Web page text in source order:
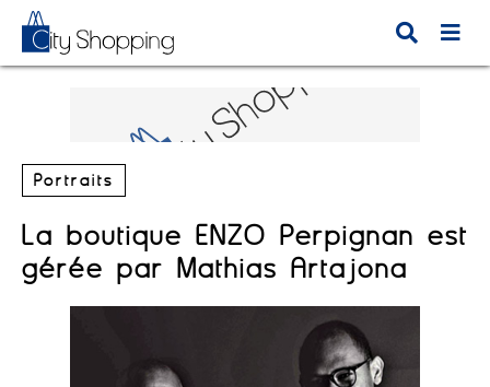
Portraits
La boutique ENZO Perpignan est
gérée par Mathias Artajona